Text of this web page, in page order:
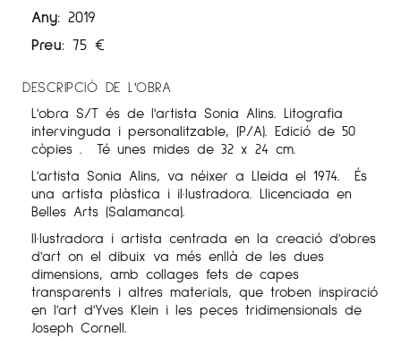
Any: 2019
Preu: 75 €
DESCRIPCIÓ DE L'OBRA
L'obra S/T és de l'artista Sonia Alins. Litografia
intervinguda i personalitzable, (P/A). Edició de 50
còpies . Té unes mides de 32 x 24 cm.
L'artista Sonia Alins, va néixer a Lleida el 1974. És
una artista plàstica i il·lustradora. Llicenciada en
Belles Arts (Salamanca).
Il·lustradora i artista centrada en la creació d'obres
d'art on el dibuix va més enllà de les dues
dimensions, amb collages fets de capes
transparents i altres materials, que troben inspiració
en l'art d'Yves Klein i les peces tridimensionals de
Joseph Cornell.